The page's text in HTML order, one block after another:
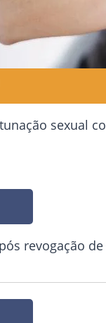
sexual
revogação